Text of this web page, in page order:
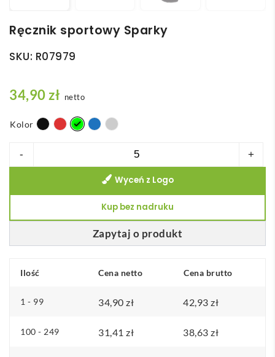
Ręcznik sportowy Sparky
SKU: R07979
34,90zł netto
Kolor
-
Ręcznik
+
Zapytaj o produkt
Wyceń z Logo
Kup bez nadruku
Ilość Cena netto Cena brutto
1 - 99 34,90 zł 42,93 zł
100 - 249 31,41 zł 38,63 zł